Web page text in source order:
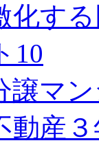
化す
10
譲マ
産３